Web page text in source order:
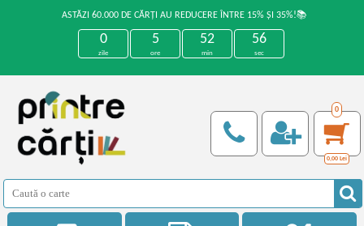
ASTĂZI 60.000 DE CĂRȚI AU REDUCERE ÎNTRE 15% ȘI 35%!📚
0
zile
5
ore
52
min
56
sec
0
0,00 Lei